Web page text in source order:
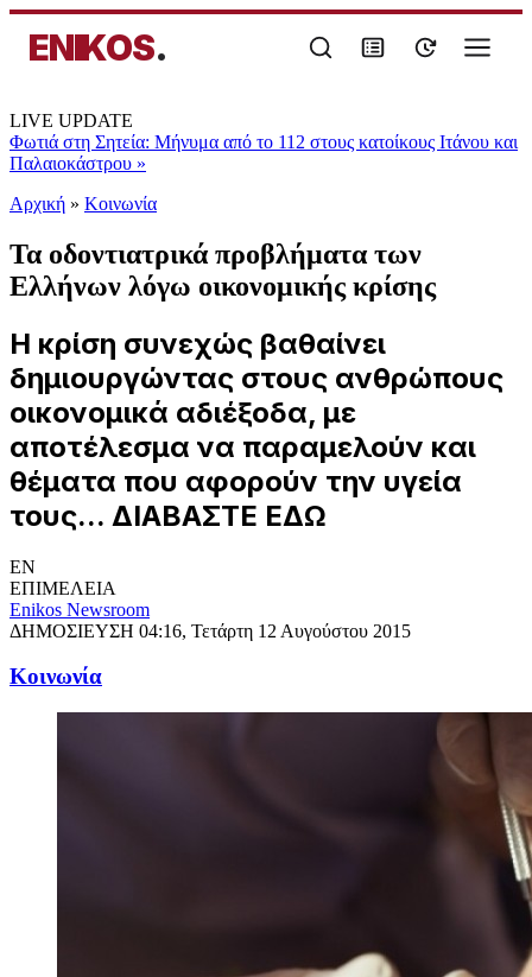
ENIKOS.
LIVE UPDATE
Φωτιά στη Σητεία: Μήνυμα από το 112 στους κατοίκους Ιτάνου και
Παλαιοκάστρου »
Αρχική » Κοινωνία
Τα οδοντιατρικά προβλήματα των
Ελλήνων λόγω οικονομικής κρίσης
Η κρίση συνεχώς βαθαίνει
δημιουργώντας στους ανθρώπους
οικονομικά αδιέξοδα, με
αποτέλεσμα να παραμελούν και
θέματα που αφορούν την υγεία
τους... ΔΙΑΒΑΣΤΕ ΕΔΩ
EN
ΕΠΙΜΕΛΕΙΑ
Enikos Newsroom
ΔΗΜΟΣΙΕΥΣΗ 04:16, Τετάρτη 12 Αυγούστου 2015
Κοινωνία